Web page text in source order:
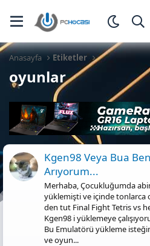
Anasayfa Etiketler
oyunlar
Kgen98 Veya Bua
Arıyorum...
Merhaba, Çocukluğumda
yüklemişti ve içinde tonlarca
den tut Final Fight Tetris vs
Kgen98 i yüklemeye
Bu Emulatörü yükleme
ve oyun...